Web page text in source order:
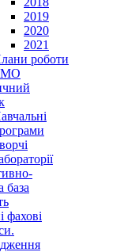
2019
2020
2021
роботи
база
фахові